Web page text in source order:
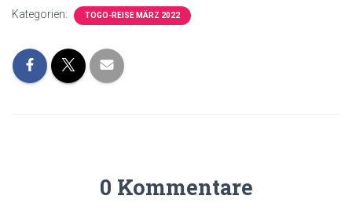
Kategorien: TOGO-REISE MÄRZ 2022
0 Kommentare